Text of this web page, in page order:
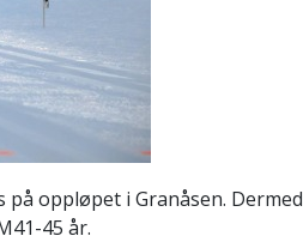
oppløpet i Granåsen. Dermed
45 år.